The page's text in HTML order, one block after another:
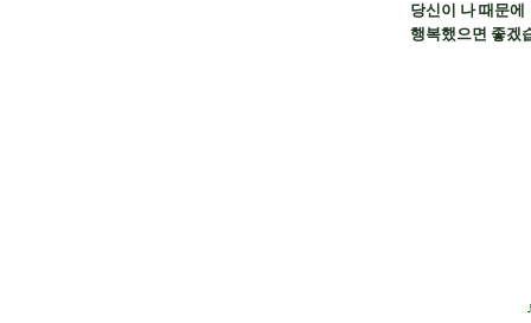
당신이 나 때문에
행복했으면 좋겠